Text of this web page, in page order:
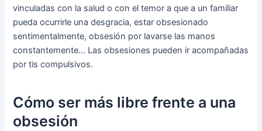
vinculadas con la salud o con el temor a que a un familiar
pueda ocurrirle una desgracia, estar obsesionado
sentimentalmente, obsesión por lavarse las manos
constantemente… Las obsesiones pueden ir acompañadas
por tis compulsivos.
Cómo ser más libre frente a una
obsesión